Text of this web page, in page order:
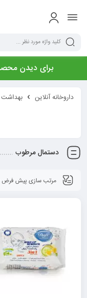
برای دیدن محصولات تا 70%
داروخانه آنلاین بهداشت
دستمال مرطوب